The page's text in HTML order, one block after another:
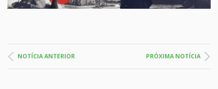
NOTÍCIA ANTERIOR PRÓXIMA NOTÍCIA